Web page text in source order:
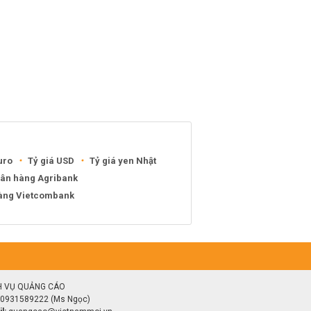
Tỷ giá USD
Tỷ giá yen Nhật
hàng Agribank
Vietcombank
VỤ QUẢNG CÁO
(Ms Ngọc)